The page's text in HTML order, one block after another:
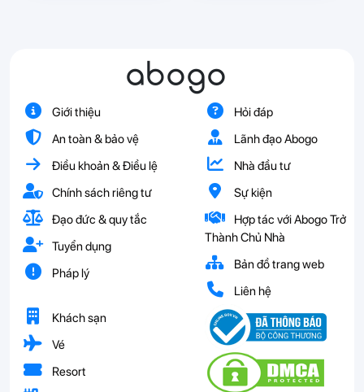
abogo
Giới thiệu
An toàn & bảo vệ
Điều khoản & Điều lệ
Chính sách riêng tư
Đạo đức & quy tắc
Tuyển dụng
Pháp lý
Hỏi đáp
Lãnh đạo Abogo
Nhà đầu tư
Sự kiện
Hợp tác với Abogo Trở
Thành Chủ Nhà
Bản đồ trang web
Liên hệ
Khách sạn
Vé
Resort